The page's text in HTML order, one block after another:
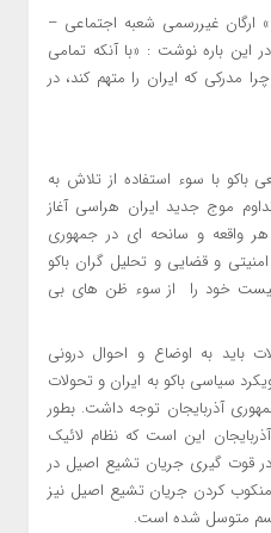
ارگان غیررسمی شعبه اجتماعی –
این باره نوشت : «با آنکه تمامی
مدرکی که ایران را متهم کند، در
باکو با سوء استفاده از تلاش به
موج جدید ایران هراسی آغاز
واقعه و سانحه ای در جمهوری
و قضایی و تحلیل گران باکو
نیست خود را از سوء ظن های بی
باید به اوضاع و احوال درونی
سیاسی باکو به ایران و تحولات
آذربایجان توجه داشت. بطور
این است که نظام لائیک
در قوت گیری جریان تشیع اصیل در
کردن جریان تشیع اصیل نیز
متوسل شده است.